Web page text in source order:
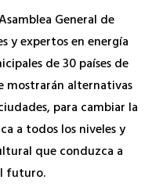
General de
y expertos en energía
de 30 países de
mostrarán alternativas
para cambiar la
a todos los niveles y
que conduzca a
futuro.